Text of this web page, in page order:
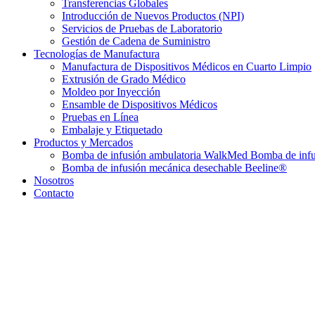
Transferencias Globales
Introducción de Nuevos Productos (NPI)
Servicios de Pruebas de Laboratorio
Gestión de Cadena de Suministro
Tecnologías de Manufactura
Manufactura de Dispositivos Médicos en Cuarto Limpio
Extrusión de Grado Médico
Moldeo por Inyección
Ensamble de Dispositivos Médicos
Pruebas en Línea
Embalaje y Etiquetado
Productos y Mercados
Bomba de infusión ambulatoria WalkMed Bomba de
Bomba de infusión mecánica desechable Beeline®
Nosotros
Contacto